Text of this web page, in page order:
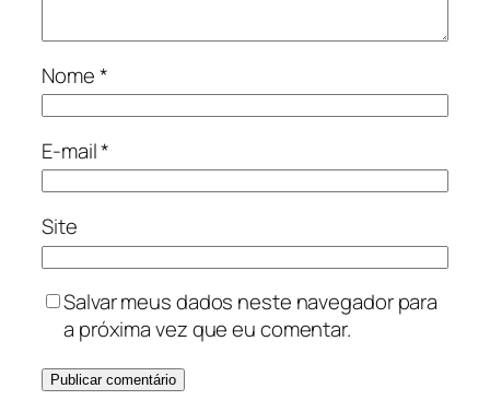
Nome*
E-mail*
Site
Salvar meus dados neste navegador para
a próxima vez que eu comentar.